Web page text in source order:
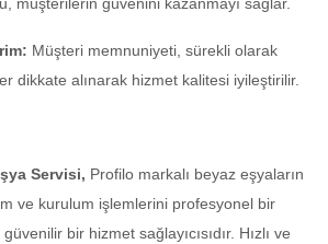
müşterilerin güvenini kazanmayı sağlar.
Müşteri memnuniyeti, sürekli olarak
dikkate alınarak hizmet kalitesi iyileştirilir.
Servisi, Profilo markalı beyaz eşyaların
ve kurulum işlemlerini profesyonel bir
bir hizmet sağlayıcısıdır. Hızlı ve